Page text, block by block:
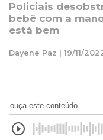
Policiais
bebê com a
está bem
Dayene Paz | 19/11/
ouça este conteúdo